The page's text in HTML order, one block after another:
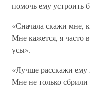
помочь ему устроить
«Сначала скажи мне,
Мне кажется, я часто
усы».
«Лучше расскажи
Мне не только